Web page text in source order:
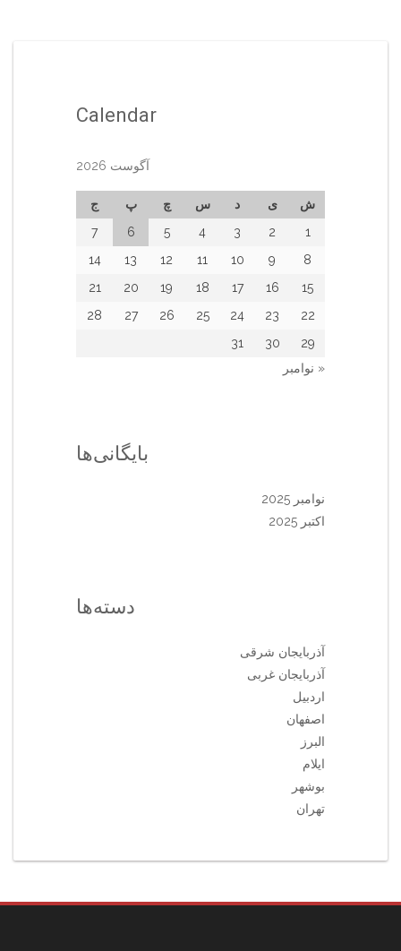
Calendar
آگوست 2026
ش ی د س چ پ
ج
1
2
3
4
5
6
7
8
9
10
11
12
13
14
15
16
17
18
19
20
21
22
23
24
25
26
27
28
29
30
31
« نوامبر
بایگانی‌ها
نوامبر 2025
اکتبر 2025
دسته‌ها
آذربایجان شرقی
آذربایجان غربی
اردبیل
اصفهان
البرز
ایلام
بوشهر
تهران